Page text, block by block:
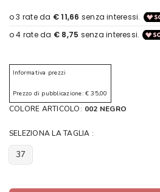
Informativa prezzi
Prezzo di pubblicazione: € 35,00
COLORE ARTICOLO: 002 NEGRO
SELEZIONA LA TAGLIA :
37